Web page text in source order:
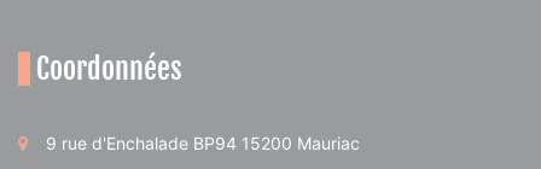
Coordonnées
9 rue d'Enchalade BP94 15200 Mauriac